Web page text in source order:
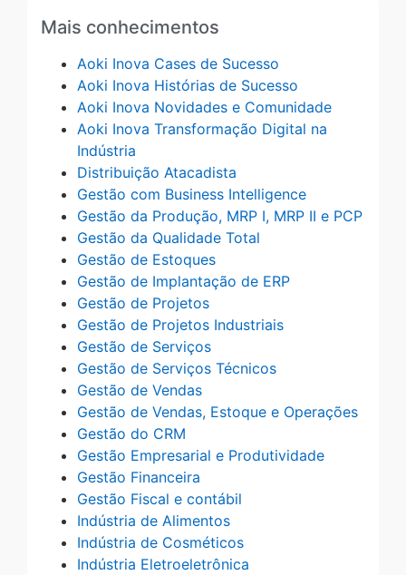
Mais conhecimentos
Aoki Inova Cases de Sucesso
Aoki Inova Histórias de Sucesso
Aoki Inova Novidades e Comunidade
Aoki Inova Transformação Digital na
Indústria
Distribuição Atacadista
Gestão com Business Intelligence
Gestão da Produção, MRP I, MRP II e PCP
Gestão da Qualidade Total
Gestão de Estoques
Gestão de Implantação de ERP
Gestão de Projetos
Gestão de Projetos Industriais
Gestão de Serviços
Gestão de Serviços Técnicos
Gestão de Vendas
Gestão de Vendas, Estoque e Operações
Gestão do CRM
Gestão Empresarial e Produtividade
Gestão Financeira
Gestão Fiscal e contábil
Indústria de Alimentos
Indústria de Cosméticos
Indústria Eletroeletrônica